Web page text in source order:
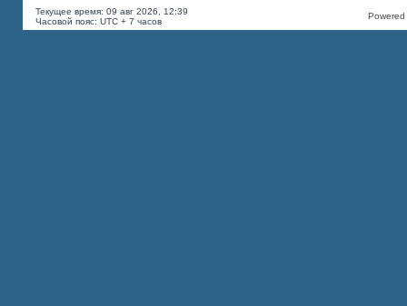
Текущее время: 09 авг 2026, 12:39
Часовой пояс: UTC + 7 часов